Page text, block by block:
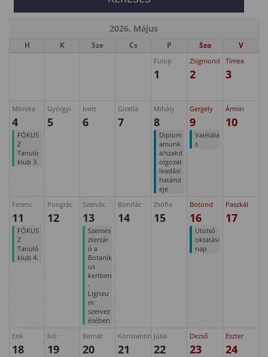
2026. Május
H K Sze Cs P Szo V
Fülöp
1
Zsigmond
2
Tímea
3
Mónika
4
FÓKUS
Z
Tanuló
klub 3.
Györgyi
5
Ivett
6
Gizella
7
Mihály
8
Diplom
amunk
a/szakd
olgozat
leadási
határid
eje
Gergely
9
Valétálá
s
Ármin
10
Ferenc
11
FÓKUS
Z
Tanuló
klub 4.
Pongrác
12
Szervác
13
Szemes
zterzár
ó a
Botanik
us
kertben
-
Ligneu
m
szervez
ésében
Bonifác
14
Zsófia
15
Botond
16
Utolsó
oktatási
nap
Paszkál
17
Erik
18
Ivó
19
Bernát
20
Konstantin
21
Júlia
22
Dezső
23
Eszter
24